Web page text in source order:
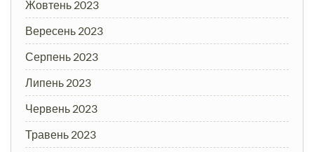
Жовтень 2023
Вересень 2023
Серпень 2023
Липень 2023
Червень 2023
Травень 2023